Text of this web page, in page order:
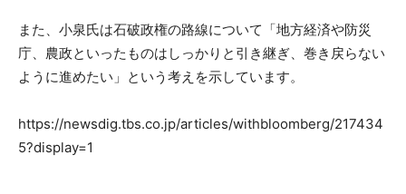
また、小泉氏は石破政権の路線について「地方経済や防災
庁、農政といったものはしっかりと引き継ぎ、巻き戻らない
ように進めたい」という考えを示しています。
https://newsdig.tbs.co.jp/articles/withbloomberg/217434
5?display=1